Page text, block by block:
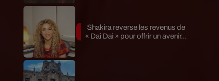
Shakira reverse les revenus de
« Dai Dai » pour offrir un avenir...